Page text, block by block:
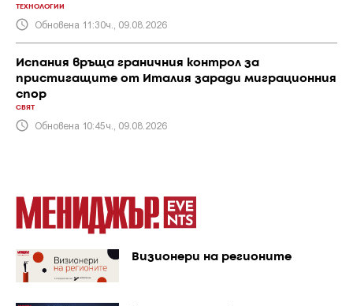
ТЕХНОЛОГИИ
Обновена 11:30ч., 09.08.2026
Испания връща граничния контрол за
пристигащите от Италия заради миграционния
спор
СВЯТ
Обновена 10:45ч., 09.08.2026
Визионери на регионите